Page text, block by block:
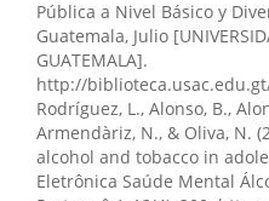
Pública a Nivel Básico y
Guatemala, Julio
GUATEMALA].
http://
Rodríguez, L., Alonso, B.,
Armendàriz, N., & Oliva, N.
alcohol and tobacco in
Eletrônica Saúde Mental